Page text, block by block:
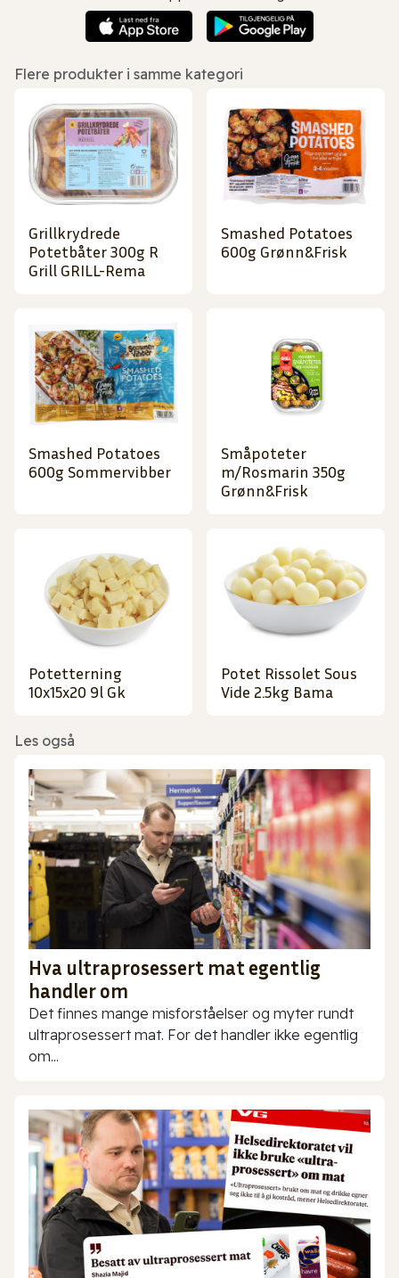
Flere produkter i samme kategori
Grillkrydrede
Potetbåter 300g R
Grill GRILL-Rema
Smashed Potatoes
600g Grønn&Frisk
Smashed Potatoes
600g Sommervibber
Småpoteter
m/Rosmarin 350g
Grønn&Frisk
Potetterning
10x15x20 9l Gk
Potet Rissolet Sous
Vide 2.5kg Bama
Les også
Hva ultraprosessert mat egentlig
handler om
Det finnes mange misforståelser og myter rundt
ultraprosessert mat. For det handler ikke egentlig
om...